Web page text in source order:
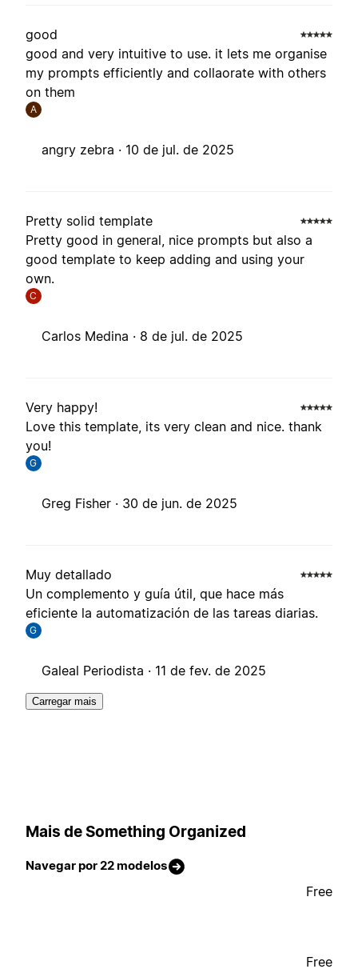
good
good and very intuitive to use. it lets me organise
my prompts efficiently and collaorate with others
on them
A
angry zebra · 10 de jul. de 2025
Pretty solid template
Pretty good in general, nice prompts but also a
good template to keep adding and using your
own.
C
Carlos Medina · 8 de jul. de 2025
Very happy!
Love this template, its very clean and nice. thank
you!
G
Greg Fisher · 30 de jun. de 2025
Muy detallado
Un complemento y guía útil, que hace más
eficiente la automatización de las tareas diarias.
G
Galeal Periodista · 11 de fev. de 2025
Carregar mais
Mais de Something Organized
Navegar por 22 modelos
Free
Free